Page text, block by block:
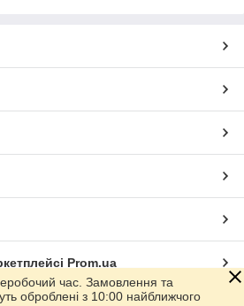
Prom.ua
час. Замовлення та
оброблені з 10:00 найближчого